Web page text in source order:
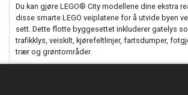
Du kan gjøre LEGO® City modellene dine ekstra
disse smarte LEGO veiplatene for å utvide byen
sett. Dette flotte byggesettet inkluderer gatelys
trafikklys, veiskilt, kjørefeltlinjer, fartsdumper,
trær og grøntområder.